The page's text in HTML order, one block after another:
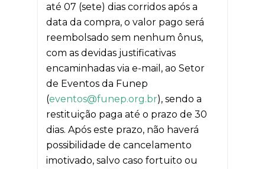
até 07 (sete) dias corridos após a
data da compra, o valor pago será
reembolsado sem nenhum ônus,
com as devidas justificativas
encaminhadas via e-mail, ao Setor
de Eventos da Funep
(eventos@funep.org.br), sendo a
restituição paga até o prazo de 30
dias. Após este prazo, não haverá
possibilidade de cancelamento
imotivado, salvo caso fortuito ou